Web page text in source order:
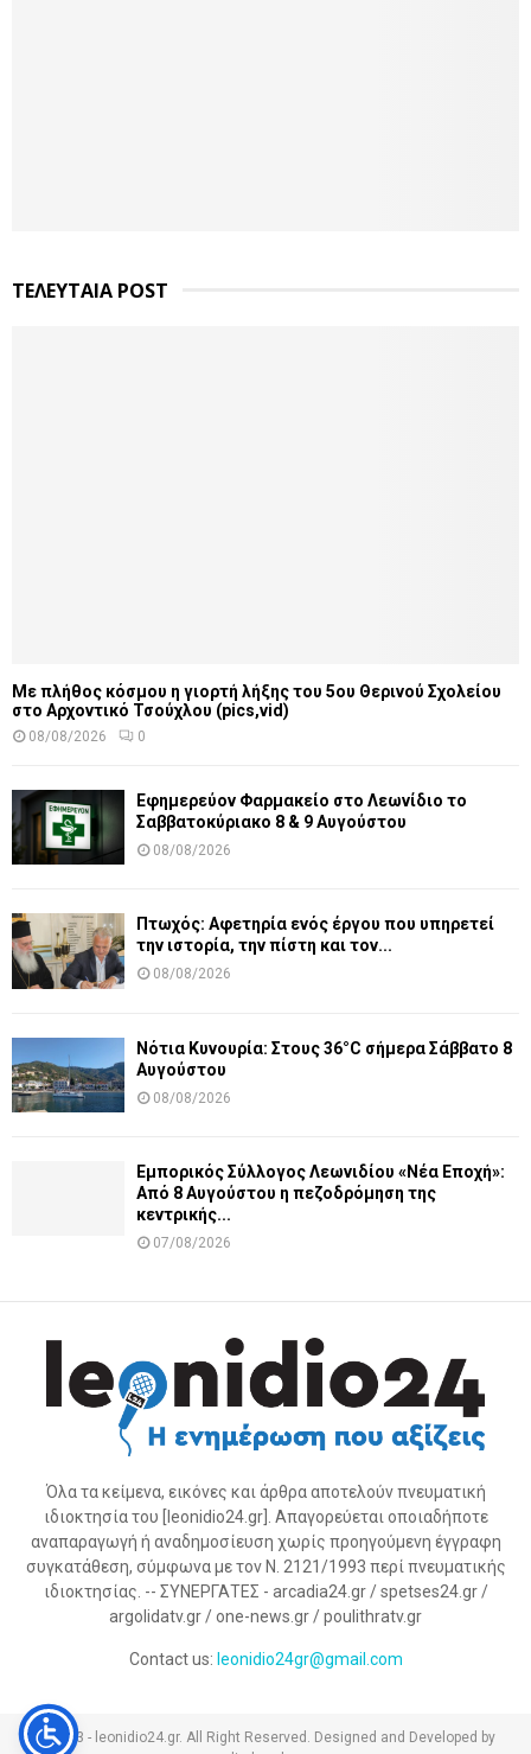
ΤΕΛΕΥΤΑΙΑ POST
Με πλήθος κόσμου η γιορτή λήξης του 5ου Θερινού Σχολείου
στο Αρχοντικό Τσούχλου (pics,vid)
08/08/2026 0
Εφημερεύον Φαρμακείο στο Λεωνίδιο το
Σαββατοκύριακο 8 & 9 Αυγούστου
08/08/2026
Πτωχός: Αφετηρία ενός έργου που υπηρετεί
την ιστορία, την πίστη και τον...
08/08/2026
Νότια Κυνουρία: Στους 36°C σήμερα Σάββατο 8
Αυγούστου
08/08/2026
Εμπορικός Σύλλογος Λεωνιδίου «Νέα Εποχή»:
Από 8 Αυγούστου η πεζοδρόμηση της
κεντρικής...
07/08/2026
Όλα τα κείμενα, εικόνες και άρθρα αποτελούν πνευματική
ιδιοκτησία του [leonidio24.gr]. Απαγορεύεται οποιαδήποτε
αναπαραγωγή ή αναδημοσίευση χωρίς προηγούμενη έγγραφη
συγκατάθεση, σύμφωνα με τον Ν. 2121/1993 περί πνευματικής
ιδιοκτησίας. -- ΣΥΝΕΡΓΑΤΕΣ - arcadia24.gr / spetses24.gr /
argolidatv.gr / one-news.gr / poulithratv.gr
Contact us: leonidio24gr@gmail.com
@2023 - leonidio24.gr. All Right Reserved. Designed and Developed by